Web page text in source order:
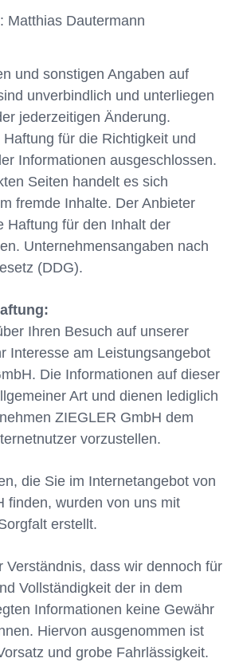
Matthias Dautermann
und sonstigen Angaben auf
unverbindlich und unterliegen
jederzeitigen Änderung.
für die Richtigkeit und
Informationen ausgeschlossen.
Seiten handelt es sich
fremde Inhalte. Der Anbieter
Haftung für den Inhalt der
Unternehmensangaben nach
(DDG).
Ihren Besuch auf unserer
Interesse am Leistungsangebot
Die Informationen auf dieser
Art und dienen lediglich
ZIEGLER GmbH dem
vorzustellen.
die Sie im Internetangebot von
finden, wurden von uns mit
erstellt.
Verständnis, dass wir dennoch für
Vollständigkeit der in dem
Informationen keine Gewähr
Hiervon ausgenommen ist
und grobe Fahrlässigkeit.